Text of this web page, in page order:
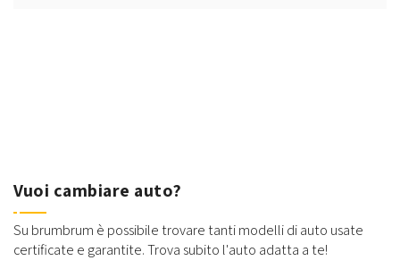
Vuoi cambiare auto?
Su brumbrum è possibile trovare tanti modelli di auto usate
certificate e garantite. Trova subito l'auto adatta a te!